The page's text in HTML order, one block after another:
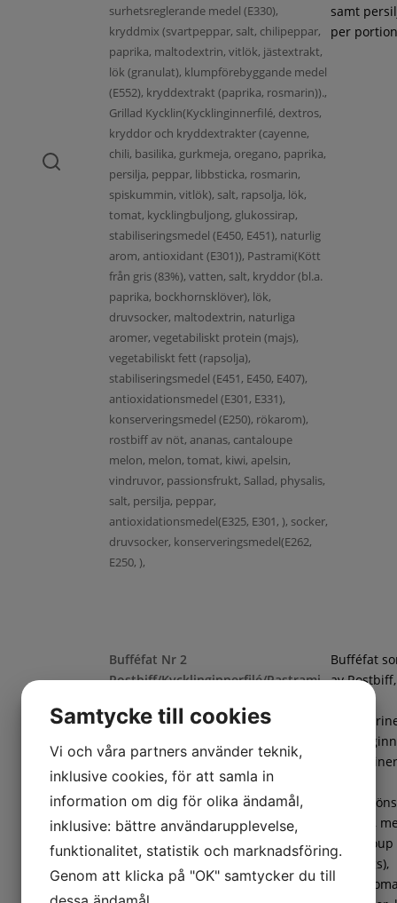
surhetsreglerande medel (E330),
kryddmix (svartpeppar, salt, chilipeppar,
paprika, maltodextrin, vitlök, jästextrakt,
lök (granulat), klumpförebyggande medel
(E552), kryddextrakt (paprika, rosmarin)).,
Grillad Kycklin(Kycklinginnerfilé, dextros,
kryddor och kryddextrakter (cayenne,
chili, basilika, gurkmeja, oregano, paprika,
persilja, peppar, libbsticka, rosmarin,
spiskummin, vitlök), salt, rapsolja, lök,
tomat, kycklingbuljong, glukossirap,
stabiliseringsmedel (E450, E451), naturlig
arom, antioxidant (E301)), Pastrami(Kött
från gris (83%), vatten, salt, kryddor (bl.a.
paprika, bockhornsklöver), lök,
druvsocker, maltodextrin, naturliga
aromer, vegetabiliskt protein (majs),
vegetabiliskt fett (rapsolja),
stabiliseringsmedel (E451, E450, E407),
antioxidationsmedel (E301, E331),
konserveringsmedel (E250), rökarom),
rostbiff av nöt, ananas, cantaloupe
melon, melon, tomat, kiwi, apelsin,
vindruvor, passionsfrukt, Sallad, physalis,
salt, persilja, peppar,
antioxidationsmedel(E325, E301, ), socker,
druvsocker, konserveringsmedel(E262,
E250, ),
samt
per
Bufféfat Nr 2
Rostbiff/Kycklinginnerfilé/Pastrami
Penne örtmarinerad(Pasta (DURUMVETE,
vatten), marinad (vatten, rapsolja, salt,
Bufféfat
av
frukt/
ananas,
honungs),
Samtycke till cookies
Vi och våra partners använder teknik,
inklusive cookies, för att samla in
information om dig för olika ändamål,
inklusive: bättre användarupplevelse,
funktionalitet, statistik och marknadsföring.
Genom att klicka på "OK" samtycker du till